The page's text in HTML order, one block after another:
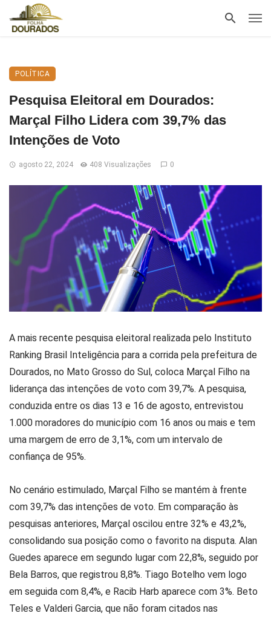
POLÍTICA
Pesquisa Eleitoral em Dourados:
Marçal Filho Lidera com 39,7% das
Intenções de Voto
agosto 22, 2024 408 Visualizações 0
A mais recente pesquisa eleitoral realizada pelo Instituto
Ranking Brasil Inteligência para a corrida pela prefeitura de
Dourados, no Mato Grosso do Sul, coloca Marçal Filho na
liderança das intenções de voto com 39,7%. A pesquisa,
conduzida entre os dias 13 e 16 de agosto, entrevistou
1.000 moradores do município com 16 anos ou mais e tem
uma margem de erro de 3,1%, com um intervalo de
confiança de 95%.
No cenário estimulado, Marçal Filho se mantém à frente
com 39,7% das intenções de voto. Em comparação às
pesquisas anteriores, Marçal oscilou entre 32% e 43,2%,
consolidando sua posição como o favorito na disputa. Alan
Guedes aparece em segundo lugar com 22,8%, seguido por
Bela Barros, que registrou 8,8%. Tiago Botelho vem logo
em seguida com 8,4%, e Racib Harb aparece com 3%. Beto
Teles e Valderi Garcia, que não foram citados nas